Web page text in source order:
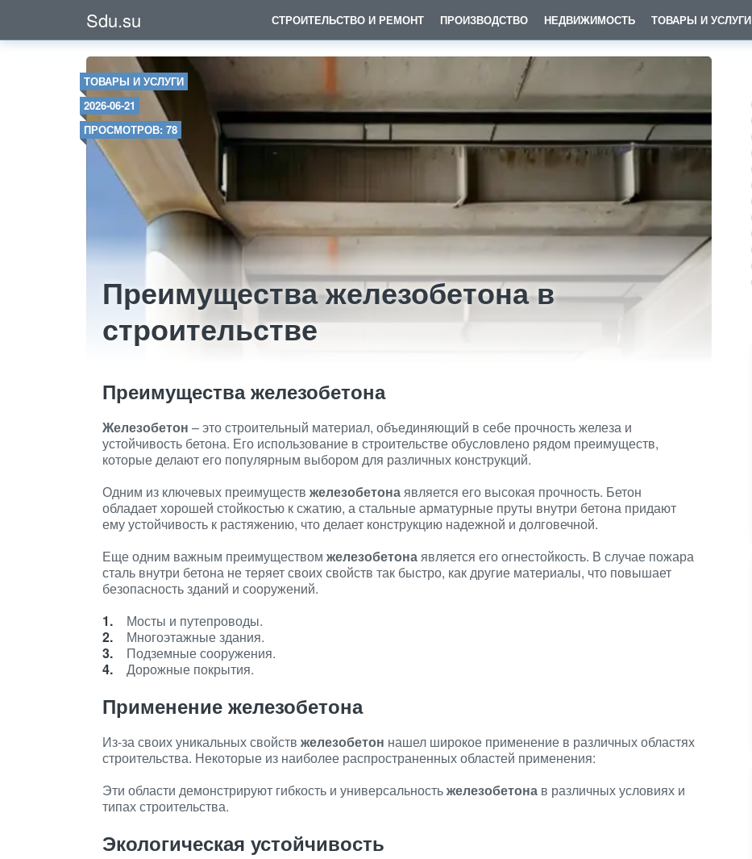
Sdu.su СТРОИТЕЛЬСТВО И РЕМОНТ ПРОИЗВОДСТВО НЕДВИЖИМОСТЬ ТОВАРЫ И УСЛУГИ
ТОВАРЫ И УСЛУГИ
2026-06-21
ПРОСМОТРОВ: 78
Преимущества железобетона в
строительстве
Преимущества железобетона
Железобетон – это строительный материал, объединяющий в себе прочность железа и
устойчивость бетона. Его использование в строительстве обусловлено рядом преимуществ,
которые делают его популярным выбором для различных конструкций.
Одним из ключевых преимуществ железобетонаявляется его высокая прочность. Бетон
обладает хорошей стойкостью к сжатию, а стальные арматурные пруты внутри бетона придают
ему устойчивость к растяжению, что делает конструкцию надежной и долговечной.
Еще одним важным преимуществом железобетонаявляется его огнестойкость. В случае пожара
сталь внутри бетона не теряет своих свойств так быстро, как другие материалы, что повышает
безопасность зданий и сооружений.
Мосты и путепроводы.
Многоэтажные здания.
Подземные сооружения.
Дорожные покрытия.
Применение железобетона
Из-за своих уникальных свойств железобетон нашел широкое применение в различных областях
строительства. Некоторые из наиболее распространенных областей применения:
Эти области демонстрируют гибкость и универсальностьжелезобетона в различных условиях и
типах строительства.
Экологическая устойчивость